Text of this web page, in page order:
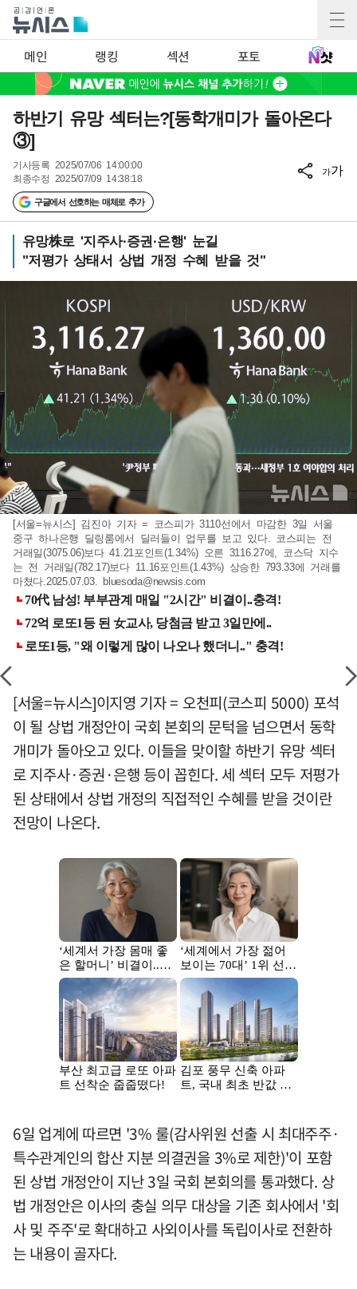
메인 랭킹 섹션 포토
하반기 유망 섹터는?[동학개미가 돌아온다
③]
기사등록 2025/07/06 14:00:00
최종수정 2025/07/09 14:38:18
구글에서 선호하는 매체로 추가
가가
유망株로 '지주사·증권·은행' 눈길
"저평가 상태서 상법 개정 수혜 받을 것"
[서울=뉴시스] 김진아 기자 = 코스피가 3110선에서 마감한 3일 서울
중구 하나은행 딜링룸에서 딜러들이 업무를 보고 있다. 코스피는 전
거래일(3075.06)보다 41.21포인트(1.34%) 오른 3116.27에, 코스닥 지수
는 전 거래일(782.17)보다 11.16포인트(1.43%) 상승한 793.33에 거래를
마쳤다.2025.07.03. bluesoda@newsis.com
[서울=뉴시스]이지영 기자 = 오천피(코스피 5000) 포석
이 될 상법 개정안이 국회 본회의 문턱을 넘으면서 동학
개미가 돌아오고 있다. 이들을 맞이할 하반기 유망 섹터
로 지주사·증권·은행 등이 꼽힌다. 세 섹터 모두 저평가
된 상태에서 상법 개정의 직접적인 수혜를 받을 것이란
전망이 나온다.
6일 업계에 따르면 '3% 룰(감사위원 선출 시 최대주주·
특수관계인의 합산 지분 의결권을 3%로 제한)'이 포함
된 상법 개정안이 지난 3일 국회 본회의를 통과했다. 상
법 개정안은 이사의 충실 의무 대상을 기존 회사에서 '회
사 및 주주'로 확대하고 사외이사를 독립이사로 전환하
는 내용이 골자다.